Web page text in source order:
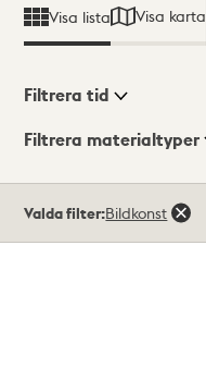
Visa lista Visa karta
Visningsläge
Filtrera tid
Filtrera materialtyper
träffar
Valda filter:Bildkonst